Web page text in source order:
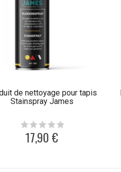
de nettoyage pour tapis
Stainspray James
17,90 €